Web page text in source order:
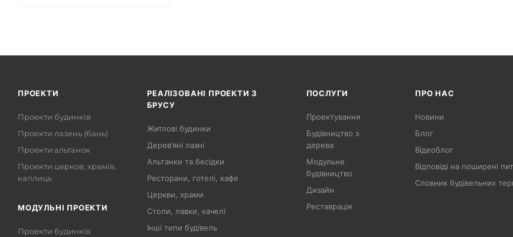
ПРОЕКТИ
Проекти будинків
Проекти лазень (бань)
Проекти альтанок
Проекти церков, храмів,
каплиць
МОДУЛЬНІ ПРОЕКТИ
Проекти будинків
РЕАЛІЗОВАНІ ПРОЕКТИ З
БРУСУ
Житлові будинки
Дерев’яні лазні
Альтанки та бесідки
Ресторани, готелі, кафе
Церкви, храми
Столи, лавки, качелі
Інші типи будівель
ПОСЛУГИ
Проектування
Будівництво з
дерева
Модульне
будівництво
Дизайн
Реставрація
ПРО НАС
Новини
Блог
Відеоблог
Відповіді на поширені
Словник будівельних